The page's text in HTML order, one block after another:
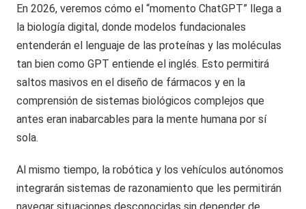
En 2026, veremos cómo el “momento ChatGPT” llega a
la biología digital, donde modelos fundacionales
entenderán el lenguaje de las proteínas y las moléculas
tan bien como GPT entiende el inglés. Esto permitirá
saltos masivos en el diseño de fármacos y en la
comprensión de sistemas biológicos complejos que
antes eran inabarcables para la mente humana por sí
sola.
Al mismo tiempo, la robótica y los vehículos autónomos
integrarán sistemas de razonamiento que les permitirán
navegar situaciones desconocidas sin depender de